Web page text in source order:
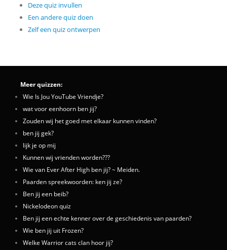
Deze quiz invullen
Een andere quiz doen
Zelf een quiz ontwerpen
Meer quizzen:
Wie Is Jou YouTube Vriendje?
wat voor eenhoorn ben jij?
Zouden wij het goed met elkaar kunnen vinden?
ben jij gek?
lijk je op mij
Kunnen wij vrienden worden???
Wie van Ever After High ben jij? ~ Meiden.
Paarden spreekwoorden: ken jij ze?
Ben jij een beib?
Nickelodeon quiz
Ben jij een echte kenner over de geschiedenis van paarden?
Wie ben jij uit Frozen?
Welke Warrior cats clan hoor jij?